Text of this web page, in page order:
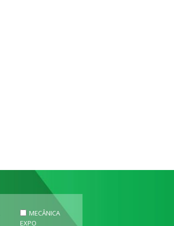
MECÂNICA
EXPO